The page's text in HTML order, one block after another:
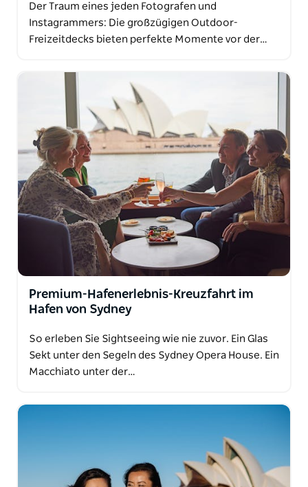
Der Traum eines jeden Fotografen und
Instagrammers: Die großzügigen Outdoor-
Freizeitdecks bieten perfekte Momente vor der…
Premium-Hafenerlebnis-Kreuzfahrt im
Hafen von Sydney
So erleben Sie Sightseeing wie nie zuvor. Ein Glas
Sekt unter den Segeln des Sydney Opera House. Ein
Macchiato unter der…